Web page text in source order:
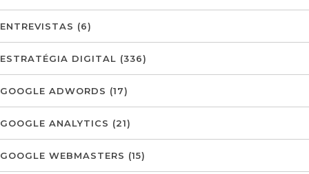
ENTREVISTAS (6)
ESTRATÉGIA DIGITAL (336)
GOOGLE ADWORDS (17)
GOOGLE ANALYTICS (21)
GOOGLE WEBMASTERS (15)